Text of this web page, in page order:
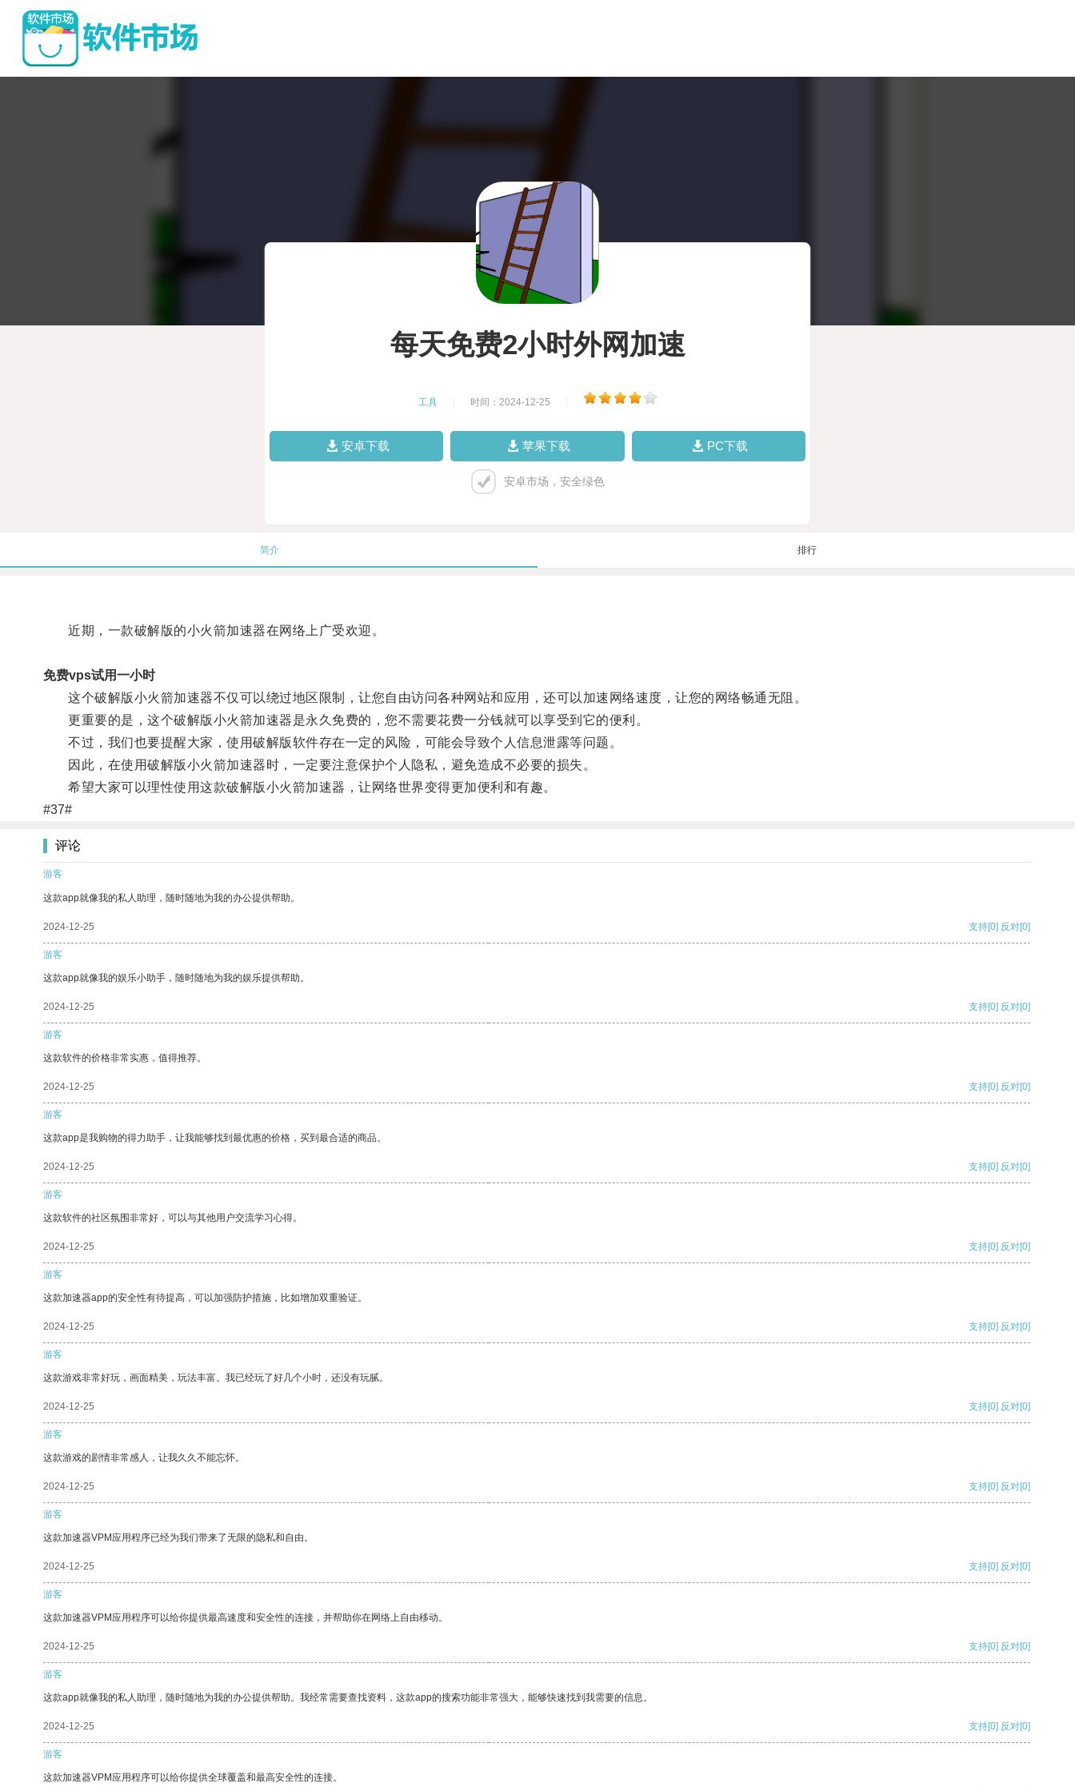
每天免费2小时外网加速
工具 时间：2024-12-25
安卓下载 苹果下载 PC下载
安卓市场，安全绿色
简介 排行
近期，一款破解版的小火箭加速器在网络上广受欢迎。
免费vps试用一小时
这个破解版小火箭加速器不仅可以绕过地区限制，让您自由访问各种网站和应用，还可以加速网络速度，让您的网络畅通无阻。
更重要的是，这个破解版小火箭加速器是永久免费的，您不需要花费一分钱就可以享受到它的便利。
不过，我们也要提醒大家，使用破解版软件存在一定的风险，可能会导致个人信息泄露等问题。
因此，在使用破解版小火箭加速器时，一定要注意保护个人隐私，避免造成不必要的损失。
希望大家可以理性使用这款破解版小火箭加速器，让网络世界变得更加便利和有趣。
#37#
评论
游客
这款app就像我的私人助理，随时随地为我的办公提供帮助。
2024-12-25 支持[0] 反对[0]
游客
这款app就像我的娱乐小助手，随时随地为我的娱乐提供帮助。
2024-12-25 支持[0] 反对[0]
游客
这款软件的价格非常实惠，值得推荐。
2024-12-25 支持[0] 反对[0]
游客
这款app是我购物的得力助手，让我能够找到最优惠的价格，买到最合适的商品。
2024-12-25 支持[0] 反对[0]
游客
这款软件的社区氛围非常好，可以与其他用户交流学习心得。
2024-12-25 支持[0] 反对[0]
游客
这款加速器app的安全性有待提高，可以加强防护措施，比如增加双重验证。
2024-12-25 支持[0] 反对[0]
游客
这款游戏非常好玩，画面精美，玩法丰富。我已经玩了好几个小时，还没有玩腻。
2024-12-25 支持[0] 反对[0]
游客
这款游戏的剧情非常感人，让我久久不能忘怀。
2024-12-25 支持[0] 反对[0]
游客
这款加速器VPM应用程序已经为我们带来了无限的隐私和自由。
2024-12-25 支持[0] 反对[0]
游客
这款加速器VPM应用程序可以给你提供最高速度和安全性的连接，并帮助你在网络上自由移动。
2024-12-25 支持[0] 反对[0]
游客
这款app就像我的私人助理，随时随地为我的办公提供帮助。我经常需要查找资料，这款app的搜索功能非常强大，能够快速找到我需要的信息。
2024-12-25 支持[0] 反对[0]
游客
这款加速器VPM应用程序可以给你提供全球覆盖和最高安全性的连接。